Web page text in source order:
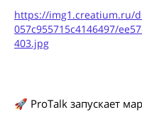
https://img1.creatium.ru/
057c955715c4146497/
403.jpg
🚀 ProTalk запускает